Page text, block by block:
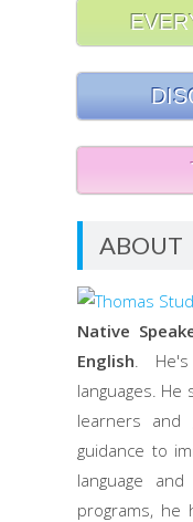
ABOUT
Native
English.
languages.
learners and
guidance to
language
programs, he